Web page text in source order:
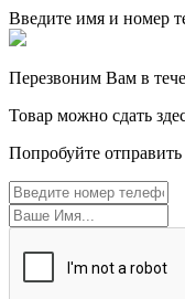
Введите имя и номер
Перезвоним Вам в
Товар можно сдать
Попробуйте